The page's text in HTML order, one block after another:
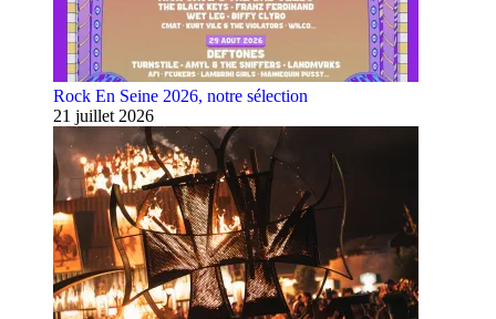
Rock En Seine 2026, notre sélection
21 juillet 2026